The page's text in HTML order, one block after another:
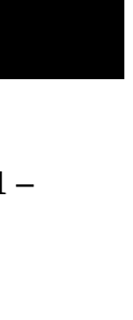
–